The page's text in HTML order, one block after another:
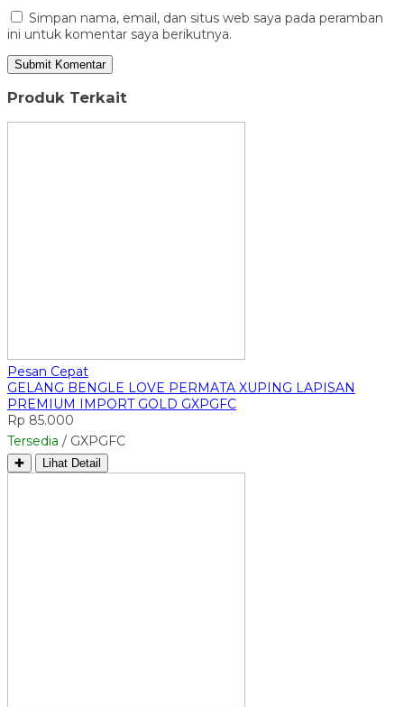
Simpan nama, email, dan situs web saya pada peramban
ini untuk komentar saya berikutnya.
Produk Terkait
Pesan Cepat
GELANG BENGLE LOVE PERMATA XUPING LAPISAN
PREMIUM IMPORT GOLD GXPGFC
Rp 85.000
Tersedia / GXPGFC
✚ Lihat Detail